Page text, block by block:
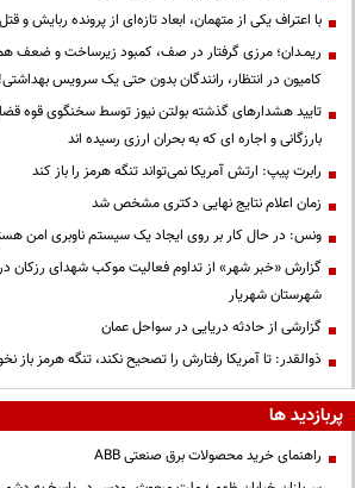
با اعتراف یکی از متهمان، ابعاد تازه‌ای از پرونده ربایش
کامیون در انتظار، رانندگان بدون حتی یک سرویس بهداشتی!
تایید هشدارهای گذشته بولتن نیوز توسط سخنگوی قوه
بارزگانی و اجاره ای که به بحران ارزی رسیده اند
رابرت پیپ: ارتش آمریکا نمی‌تواند تنگه هرمز را باز کند
زمان اعلام نتایج نهایی دکتری مشخص شد
ونس: در حال کار بر روی ایجاد یک سیستم ناوبری امن
گزارش «خبر شهر» از تداوم فعالیت موکب شهدای رزکان
شهرستان شهریار
گزارشی از حادثه دریایی در سواحل عمان
ذوالقدر: تا آمریکا رفتارش را تصحیح نکند، تنگه هرمز باز
پربازدید ها
راهنمای خرید محصولات برق صنعتی ABB